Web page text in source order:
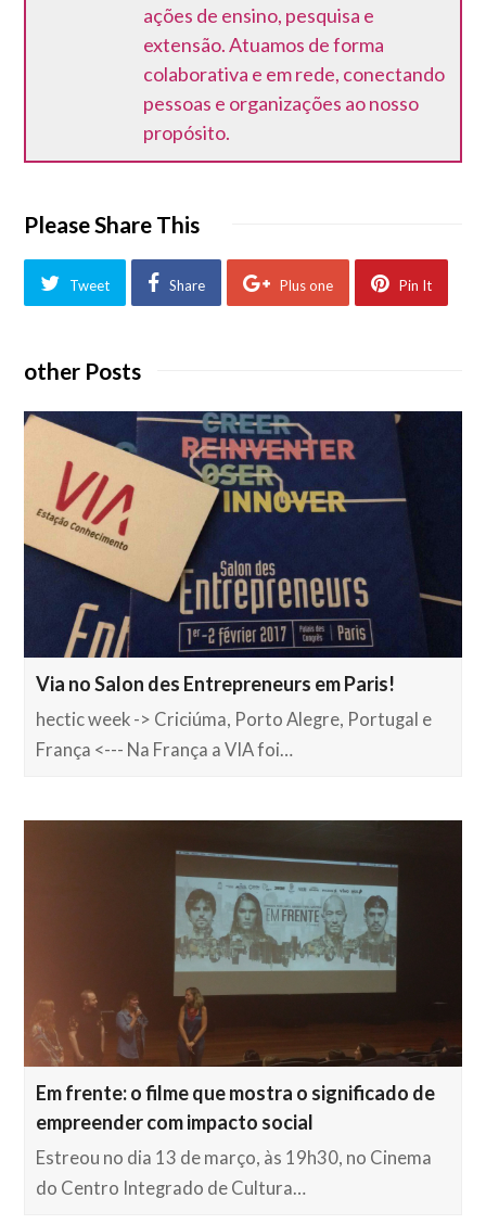
ações de ensino, pesquisa e
extensão. Atuamos de forma
colaborativa e em rede, conectando
pessoas e organizações ao nosso
propósito.
Please Share This
Tweet Share Plus one Pin It
other Posts
Via no Salon des Entrepreneurs em Paris!
hectic week -> Criciúma, Porto Alegre, Portugal e
França <--- Na França a VIA foi…
Em frente: o filme que mostra o significado de
empreender com impacto social
Estreou no dia 13 de março, às 19h30, no Cinema
do Centro Integrado de Cultura…